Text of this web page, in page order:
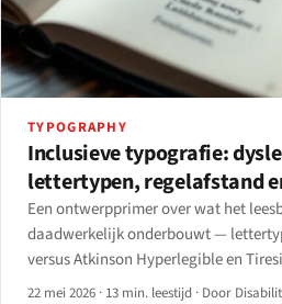
TYPOGRAPHY
Inclusieve typografie:
lettertypen, regelafstand
Een ontwerpprimer over wat het
daadwerkelijk onderbouwt —
versus Atkinson Hyperlegible en
en woordspatiëring, alineaafstand en
22 mei 2026 · 13 min. leestijd · Door